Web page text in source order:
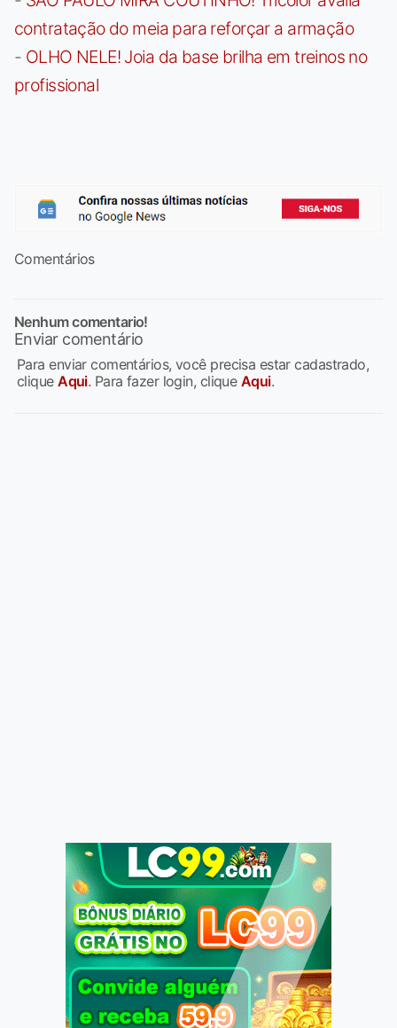
contratação do meia para reforçar a armação
- OLHO NELE! Joia da base brilha em treinos no
profissional
Comentários
Nenhum comentario!
Enviar comentário
Para enviar comentários, você precisa estar cadastrado,
cliqueAqui. Para fazer login, clique Aqui.